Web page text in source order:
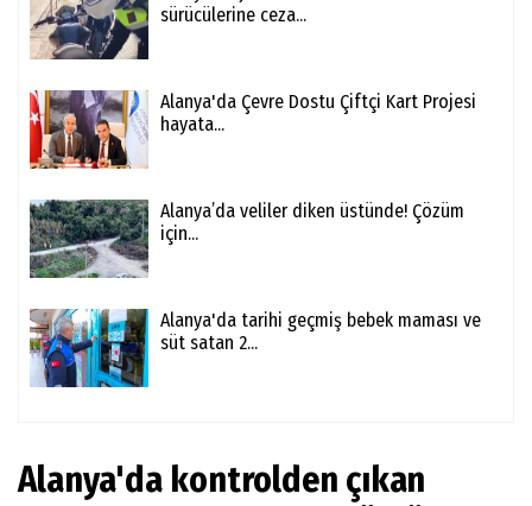
sürücülerine ceza...
Alanya'da Çevre Dostu Çiftçi Kart Projesi
hayata...
Alanya’da veliler diken üstünde! Çözüm
için...
Alanya'da tarihi geçmiş bebek maması ve
süt satan 2...
Alanya'da kontrolden çıkan